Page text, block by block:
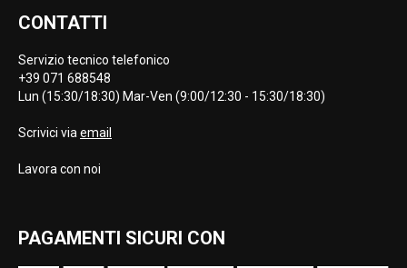
CONTATTI
Servizio tecnico telefonico
+39 071 688548
Lun (15:30/18:30) Mar-Ven (9:00/12:30 - 15:30/18:30)
Scrivici via email
Lavora con noi
PAGAMENTI SICURI CON